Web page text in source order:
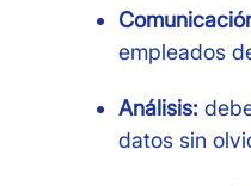
empleados
Análisis:
datos sin